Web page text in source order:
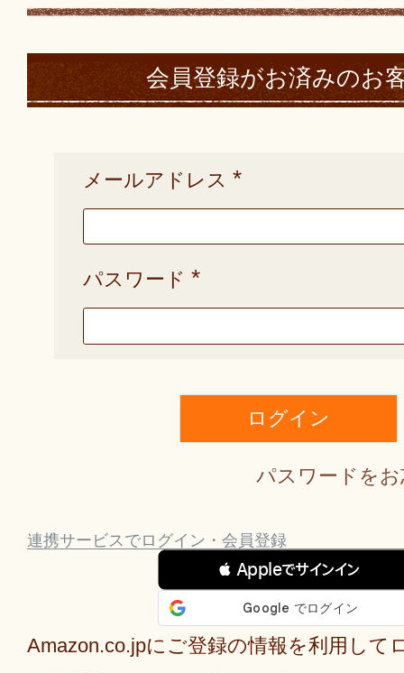
会員登録がお済みのお
メールアドレス
須
パスワード
須
ログイン
パスワードを
連携サービスでログイン・会員登録
 Appleでサインイン
Amazon.co.jpにご登録の情報を利用して